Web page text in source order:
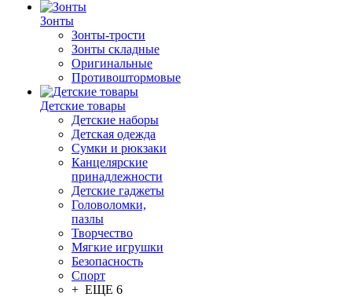
Зонты
Зонты-трости
Зонты складные
Оригинальные
Противоштормовые
Детские товары
Детские наборы
Детская одежда
Сумки и рюкзаки
Канцелярские
принадлежности
Детские гаджеты
Головоломки,
пазлы
Творчество
Мягкие игрушки
Безопасность
Спорт
+ ЕЩЕ 6